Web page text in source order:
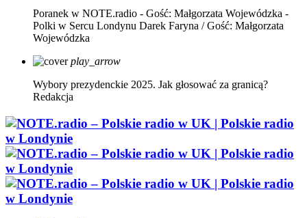
Poranek w NOTE.radio - Gość: Małgorzata Wojewódzka -
Polki w Sercu Londynu Darek Faryna / Gość: Małgorzata
Wojewódzka
play_arrow
Wybory prezydenckie 2025. Jak głosować za granicą?
Redakcja